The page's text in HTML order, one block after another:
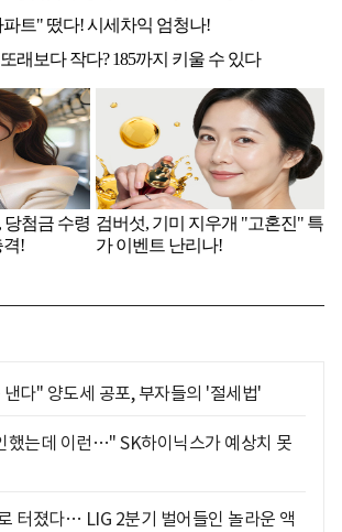
다" 양도세 공포, 부자들의 '절세법'
했는데 이런…" SK하이닉스가 예상치 못
터졌다… LIG 2분기 벌어들인 놀라운 액